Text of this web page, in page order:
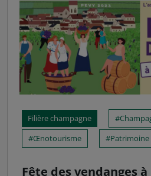
Filière champagne
Œnotourisme
Patrimoine
Fête des vendanges